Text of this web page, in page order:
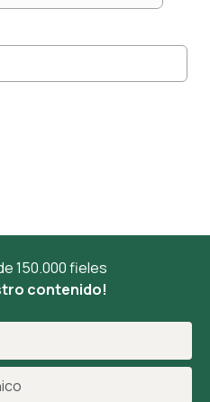
150.000 fieles
contenido!